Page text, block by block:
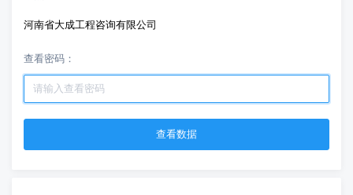
河南省大成工程咨询有限公司
查看密码：